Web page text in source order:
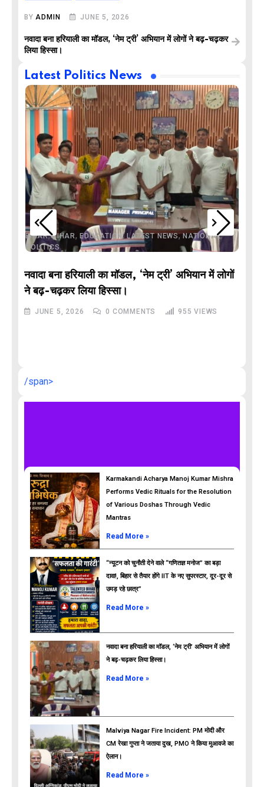
BYADMIN JUNE 5, 2026
नवादा बना हरियाली का मॉडल, ‘नेम ट्री’ अभियान में लोगों ने बढ़-चढ़कर
लिया हिस्सा।
Latest Politics News
BIHAR,EDUCATION,LATEST NEWS,NATIONAL,
बना हरियाली का मॉडल, ‘नेम ट्री’ अभियान में लोगों
चढ़कर लिया हिस्सा।
JUNE 5, 2026 0 COMMENTS 955 VIEWS
/span>
ads
Karmakandi Acharya Manoj Kumar Mishra
Performs Vedic Rituals for the Resolution
of Various Doshas Through Vedic
Mantras
Read More »
“न्यूटन को चुनौती देने वाले “गणितज्ञ मनोज” का बड़ा
दावा!, बिहार से तैयार होंगे IIT के नए सुपरस्टार, दूर-दूर से
उमड़ रहे छात्र”
Read More »
नवादा बना हरियाली का मॉडल, ‘नेम ट्री’ अभियान में लोगों
ने बढ़-चढ़कर लिया हिस्सा।
Read More »
Malviya Nagar Fire Incident: PM मोदी और
CM रेखा गुप्ता ने जताया दुख, PMO ने किया मुआवजे का
ऐलान।
Read More »